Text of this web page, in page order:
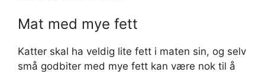
Mat med mye fett
Katter skal ha veldig lite fett i maten sin, og selv
små godbiter med mye fett kan være nok til å